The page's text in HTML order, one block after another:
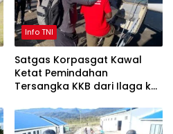
Info TNI
Satgas Korpasgat Kawal
Ketat Pemindahan
Tersangka KKB dari Ilaga ke